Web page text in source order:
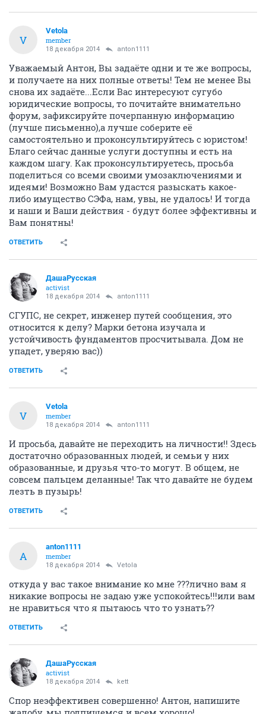
V
Vetola
member
18 декабря 2014 anton1111
Уважаемый Антон, Вы задаёте одни и те же вопросы,
и получаете на них полные ответы! Тем не менее Вы
снова их задаёте...Если Вас интересуют сугубо
юридические вопросы, то почитайте внимательно
форум, зафиксируйте почерпанную информацию
(лучше письменно),а лучше соберите её
самостоятельно и проконсультируйтесь с юристом!
Благо сейчас данные услуги доступны и есть на
каждом шагу. Как проконсультируетесь, просьба
поделиться со всеми своими умозаключениями и
идеями! Возможно Вам удастся разыскать какое-
либо имущество СЭФа, нам, увы, не удалось! И тогда
и наши и Ваши действия - будут более эффективны и
Вам понятны!
ОТВЕТИТЬ
ДашаРусская
activist
18 декабря 2014 anton1111
СГУПС, не секрет, инженер путей сообщения, это
относится к делу? Марки бетона изучала и
устойчивость фундаментов просчитывала. Дом не
упадет, уверяю вас))
ОТВЕТИТЬ
V
Vetola
member
18 декабря 2014 anton1111
И просьба, давайте не переходить на личности!! Здесь
достаточно образованных людей, и семьи у них
образованные, и друзья что-то могут. В общем, не
совсем пальцем деланные! Так что давайте не будем
лезть в пузырь!
ОТВЕТИТЬ
A
anton1111
member
18 декабря 2014 Vetola
откуда у вас такое внимание ко мне ???лично вам я
никакие вопросы не задаю уже успокойтесь!!!или вам
не нравиться что я пытаюсь что то узнать??
ОТВЕТИТЬ
ДашаРусская
activist
18 декабря 2014 kett
Спор неэффективен совершенно! Антон, напишите